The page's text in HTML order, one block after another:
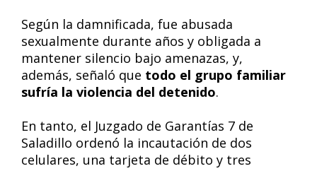
Según la damnificada, fue abusada
sexualmente durante años y obligada a
mantener silencio bajo amenazas, y,
además, señaló que todo el grupo familiar
sufría la violencia del detenido.
En tanto, el Juzgado de Garantías 7 de
Saladillo ordenó la incautación de dos
celulares, una tarjeta de débito y tres